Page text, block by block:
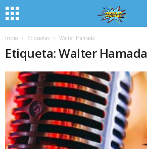
Inicio Etiquetas Walter Hamada
Etiqueta: Walter Hamada